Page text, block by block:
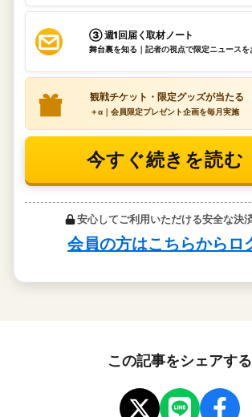
この記事をシェアする